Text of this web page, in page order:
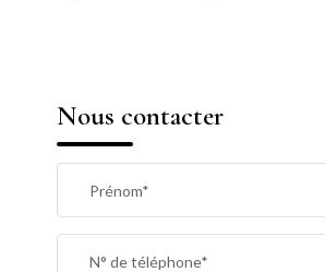
Nous contacter
Prénom*
N° de téléphone*